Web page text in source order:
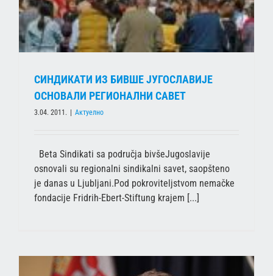
СИНДИКАТИ ИЗ БИВШЕ ЈУГОСЛАВИЈЕ
ОСНОВАЛИ РЕГИОНАЛНИ САВЕТ
3.04. 2011. | Актуелно
Beta Sindikati sa područja bivšeJugoslavije
osnovali su regionalni sindikalni savet, saopšteno
je danas u Ljubljani.Pod pokroviteljstvom nemačke
fondacije Fridrih-Ebert-Stiftung krajem [...]